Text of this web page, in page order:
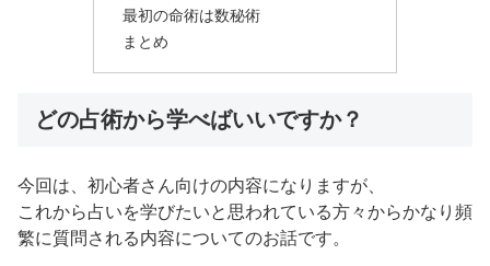
最初の命術は数秘術
まとめ
どの占術から学べばいいですか？
今回は、初心者さん向けの内容になりますが、
これから占いを学びたいと思われている方々からかなり頻
繁に質問される内容についてのお話です。